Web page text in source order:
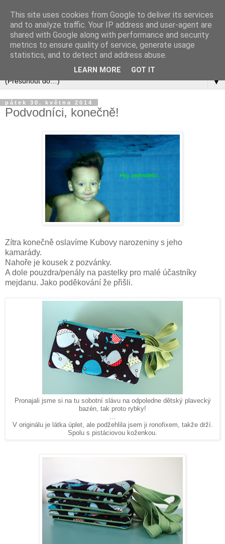
▼
pátek 30. května 2014
Podvodníci, konečně!
Zítra konečně oslavíme Kubovy narozeniny s jeho
kamarády.
Nahoře je kousek z pozvánky.
A dole pouzdra/penály na pastelky pro malé účastníky
mejdanu. Jako poděkování že přišli.
Pronajali jsme si na tu sobotní slávu na odpoledne dětský plavecký
bazén, tak proto rybky!
...
V originálu je látka úplet, ale podžehlila jsem ji ronofixem, takže drží.
Spolu s pistáciovou koženkou.
This site uses cookies from Google to deliver its services
and to analyze traffic. Your IP address and user-agent are
shared with Google along with performance and security
metrics to ensure quality of service, generate usage
statistics, and to detect and address abuse.
LEARN MORE GOT IT